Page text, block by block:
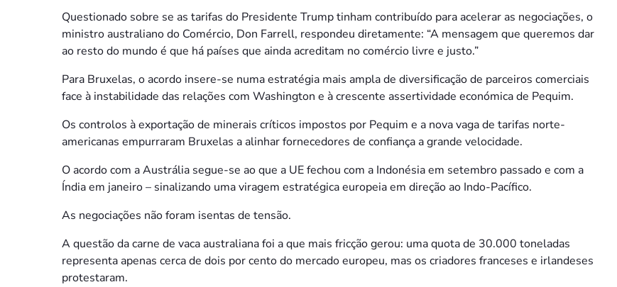
Questionado sobre se as tarifas do Presidente Trump tinham contribuído para acelerar as negociações, o
ministro australiano do Comércio, Don Farrell, respondeu diretamente: “A mensagem que queremos dar
ao resto do mundo é que há países que ainda acreditam no comércio livre e justo.”
Para Bruxelas, o acordo insere-se numa estratégia mais ampla de diversificação de parceiros comerciais
face à instabilidade das relações com Washington e à crescente assertividade económica de Pequim.
Os controlos à exportação de minerais críticos impostos por Pequim e a nova vaga de tarifas norte-
americanas empurraram Bruxelas a alinhar fornecedores de confiança a grande velocidade.
O acordo com a Austrália segue-se ao que a UE fechou com a Indonésia em setembro passado e com a
Índia em janeiro – sinalizando uma viragem estratégica europeia em direção ao Indo-Pacífico.
As negociações não foram isentas de tensão.
A questão da carne de vaca australiana foi a que mais fricção gerou: uma quota de 30.000 toneladas
representa apenas cerca de dois por cento do mercado europeu, mas os criadores franceses e irlandeses
protestaram.